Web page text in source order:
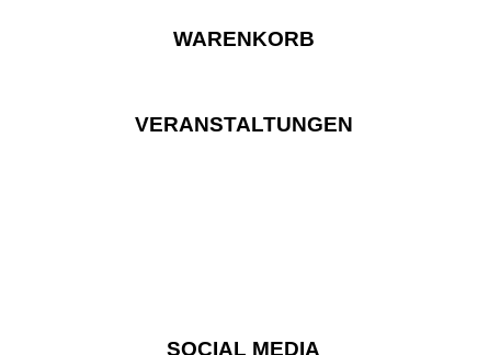
WARENKORB
VERANSTALTUNGEN
SOCIAL MEDIA